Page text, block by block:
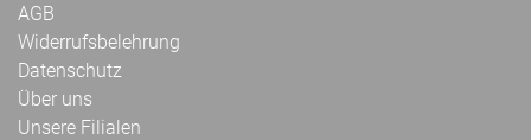
AGB
Widerrufsbelehrung
Datenschutz
Über uns
Unsere Filialen